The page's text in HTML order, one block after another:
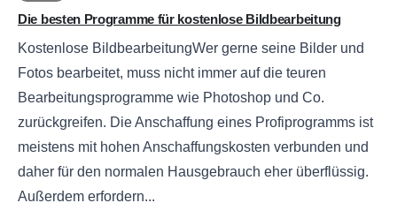
Die besten Programme für kostenlose Bildbearbeitung
Kostenlose BildbearbeitungWer gerne seine Bilder und
Fotos bearbeitet, muss nicht immer auf die teuren
Bearbeitungsprogramme wie Photoshop und Co.
zurückgreifen. Die Anschaffung eines Profiprogramms ist
meistens mit hohen Anschaffungskosten verbunden und
daher für den normalen Hausgebrauch eher überflüssig.
Außerdem erfordern...